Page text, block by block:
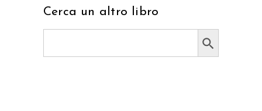
Cerca un altro libro
Search Button